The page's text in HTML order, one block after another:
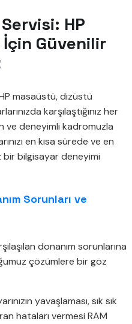
Servisi: HP
Güvenilir
masaüstü, dizüstü
karşılaştığınız her
ve deneyimli kadromuzla
en kısa sürede ve en
bilgisayar deneyimi
Sorunları ve
donanım sorunlarına
çözümlere bir göz
yavaşlaması, sık sık
hataları vermesi RAM